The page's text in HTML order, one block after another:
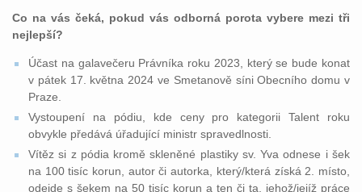
Co na vás čeká, pokud vás odborná porota vybere mezi tři
nejlepší?
Účast na galavečeru Právníka roku 2023, který se bude konat
v pátek 17. května 2024 ve Smetanově síni Obecního domu v
Praze.
Vystoupení na pódiu, kde ceny pro kategorii Talent roku
obvykle předává úřadující ministr spravedlnosti.
Vítěz si z pódia kromě skleněné plastiky sv. Yva odnese i šek
na 100 tisíc korun, autor či autorka, který/která získá 2. místo,
odejde s šekem na 50 tisíc korun a ten či ta, jehož/jejíž práce